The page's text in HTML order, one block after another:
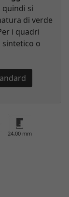
quindi si
di verde
i quadri
o
24,00 mm